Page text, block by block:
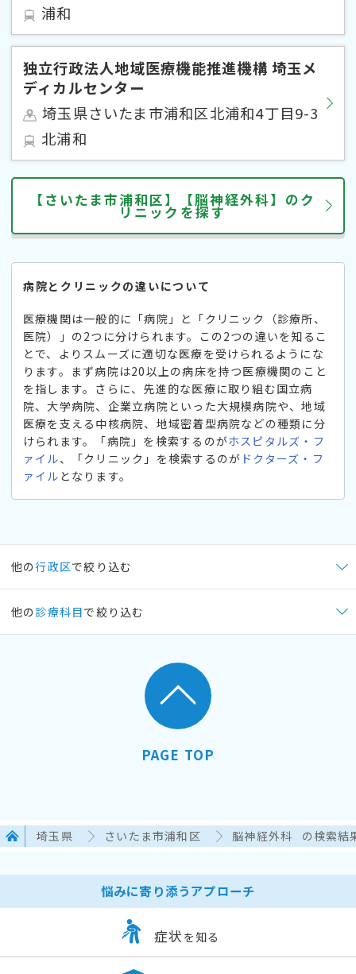
浦和
独立行政法人地域医療機能推進機構 埼玉メ
ディカルセンター
埼玉県さいたま市浦和区北浦和4丁目9-3
北浦和
【さいたま市浦和区】【脳神経外科】のク
リニックを探す
病院とクリニックの違いについて
医療機関は一般的に「病院」と「クリニック（診療所、
医院）」の2つに分けられます。この2つの違いを知るこ
とで、よりスムーズに適切な医療を受けられるようにな
ります。まず病院は20以上の病床を持つ医療機関のこと
を指します。さらに、先進的な医療に取り組む国立病
院、大学病院、企業立病院といった大規模病院や、地域
医療を支える中核病院、地域密着型病院などの種類に分
けられます。「病院」を検索するのがホスピタルズ・フ
ァイル、「クリニック」を検索するのが ドクターズ・フ
ァイル となります。
他の行政区で絞り込む
他の 診療科目で絞り込む
PAGE TOP
埼玉県 さいたま市浦和区 脳神経外科 の検索結
悩みに寄り添うアプローチ
症状 を知る